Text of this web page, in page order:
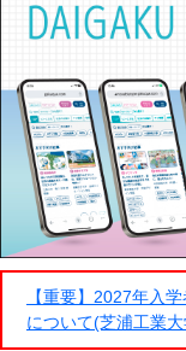
【重要】2027年入
について(芝浦工業